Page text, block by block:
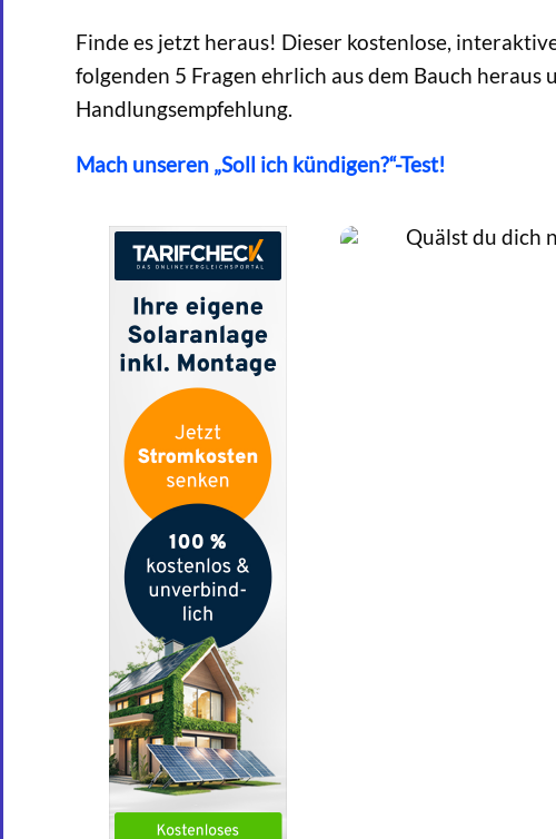
Finde es jetzt heraus! Dieser kostenlose,
folgenden 5 Fragen ehrlich aus dem Bauch
Handlungsempfehlung.
Mach unseren „Soll ich kündigen?“-Test!